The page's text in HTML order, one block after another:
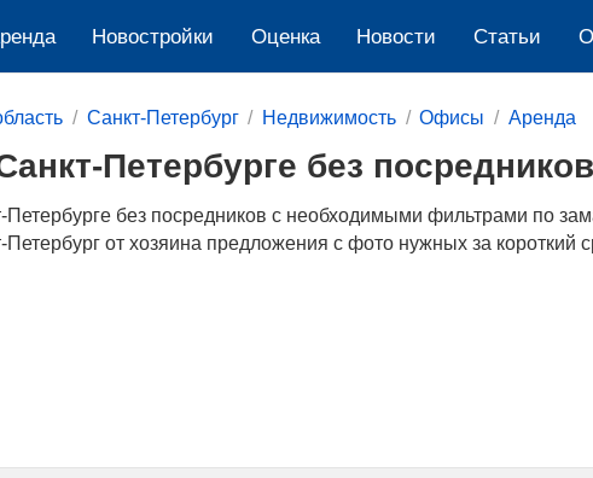
Новостройки Оценка Новости Cтатьи
Санкт-Петербург Недвижимость Офисы Аренда
Петербурге без посредников
без посредников с необходимыми фильтрами по
от хозяина предложения с фото нужных за короткий